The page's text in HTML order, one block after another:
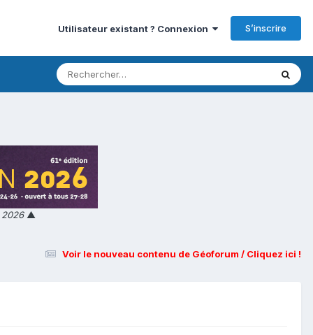
Utilisateur existant ? Connexion S’inscrire
▲
Voir le nouveau contenu de Géoforum / Cliquez ici !